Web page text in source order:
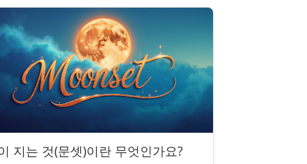
지는 것(문셋)이란 무엇인가요?